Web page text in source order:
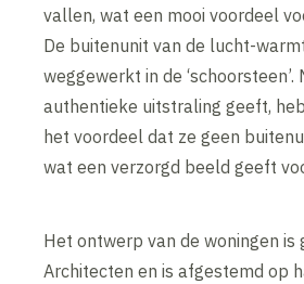
vallen, wat een mooi voordeel
De buitenunit van de lucht-
weggewerkt in de
authentieke uitstraling geeft,
het voordeel dat ze geen
wat een verzorgd beeld geeft
Het ontwerp van de woningen is
Architecten en is afgestemd op